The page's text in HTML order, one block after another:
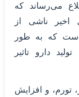
می‌رساند که
اخیر ناشی از
که به طور
دارو تاثیر
تورم، و افزایش